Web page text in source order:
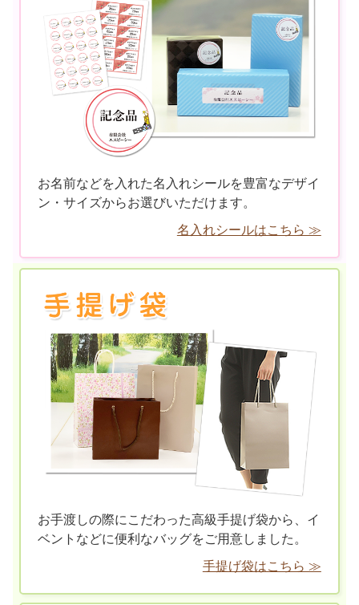
お名前などを入れた名入れシールを豊富なデザイ
ン・サイズからお選びいただけます。
名入れシールはこちら ≫
お手渡しの際にこだわった高級手提げ袋から、イ
ベントなどに便利なバッグをご用意しました。
手提げ袋はこちら ≫